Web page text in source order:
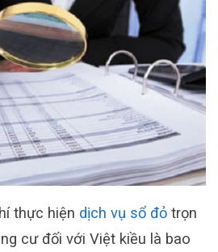
thực hiện dịch vụ sổ đỏ trọn
cư đối với Việt kiều là bao